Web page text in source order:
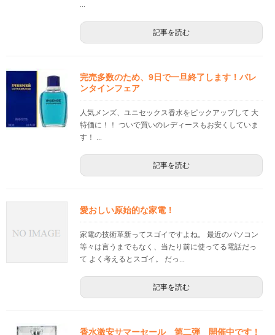
...
記事を読む
完売多数のため、9日で一旦終了します！バレ
ンタインフェア
人気メンズ、ユニセックス香水をピックアップして 大
特価に！！ ついで買いのレディースもお安くしていま
す！ ...
記事を読む
愛おしい原始的な家電！
家電の技術革新ってスゴイですよね。 最近のパソコン
等々は言うまでもなく、当たり前に使ってる電話だっ
て よく考えるとスゴイ。 だっ...
記事を読む
香水激安サマーセール 第二弾 開催中です！